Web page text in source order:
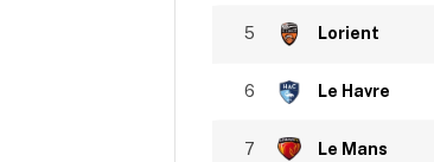
5 Lorient
6 Le Havre
7 Le Mans